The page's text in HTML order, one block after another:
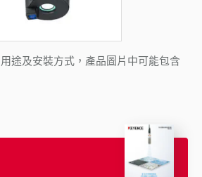
途及安裝方式，產品圖片中可能包含